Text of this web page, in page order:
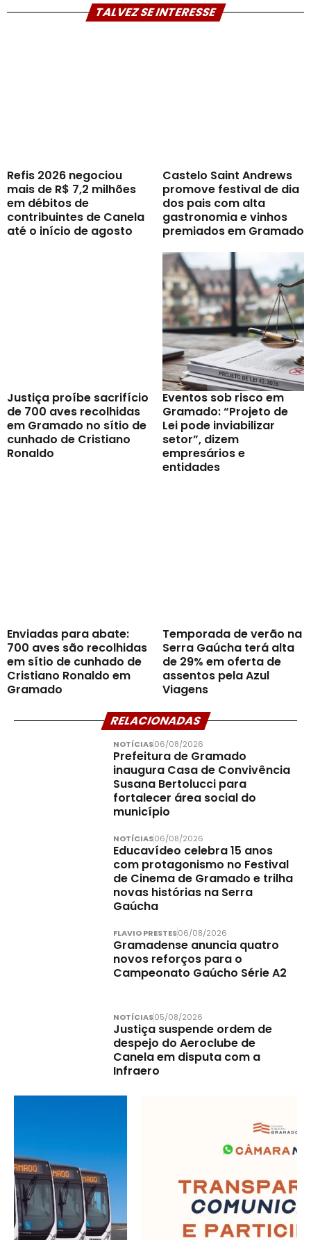
TALVEZ SE INTERESSE
Refis 2026 negociou
mais de R$ 7,2 milhões
em débitos de
contribuintes de Canela
até o início de agosto
Castelo Saint Andrews
promove festival de dia
dos pais com alta
gastronomia e vinhos
premiados em Gramado
Justiça proíbe sacrifício
de 700 aves recolhidas
em Gramado no sítio de
cunhado de Cristiano
Ronaldo
Eventos sob risco em
Gramado: “Projeto de
Lei pode inviabilizar
setor”, dizem
empresários e
entidades
Enviadas para abate:
700 aves são recolhidas
em sítio de cunhado de
Cristiano Ronaldo em
Gramado
Temporada de verão na
Serra Gaúcha terá alta
de 29% em oferta de
assentos pela Azul
Viagens
RELACIONADAS
NOTÍCIAS06/08/2026
Prefeitura de Gramado
inaugura Casa de Convivência
Susana Bertolucci para
fortalecer área social do
município
NOTÍCIAS06/08/2026
Educavídeo celebra 15 anos
com protagonismo no Festival
de Cinema de Gramado e trilha
novas histórias na Serra
Gaúcha
FLAVIO PRESTES06/08/2026
Gramadense anuncia quatro
novos reforços para o
Campeonato Gaúcho Série A2
NOTÍCIAS05/08/2026
Justiça suspende ordem de
despejo do Aeroclube de
Canela em disputa com a
Infraero